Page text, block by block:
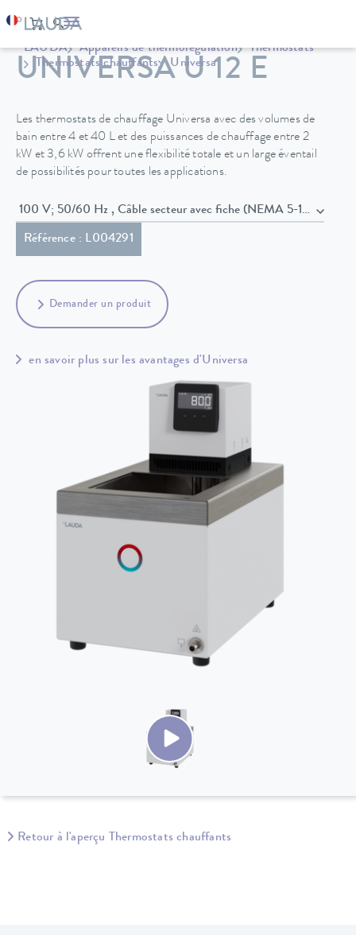
LAUDA Appareils de thermorégulation
Thermostats
Thermostats chauffants
Universa
UNIVERSA U 12 E
Les thermostats de chauffage Universa avec des volumes de
bain entre 4 et 40 L et des puissances de chauffage entre 2
kW et 3,6 kW offrent une flexibilité totale et un large éventail
de possibilités pour toutes les applications.
100 V; 50/60 Hz , Câble secteur avec fiche (NEMA 5-15P)
Référence : L004291
Demander un produit
en savoir plus sur les avantages d'Universa
Retour à l'aperçu Thermostats chauffants